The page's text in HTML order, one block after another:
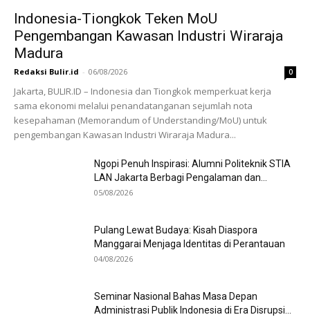
Indonesia-Tiongkok Teken MoU
Pengembangan Kawasan Industri Wiraraja
Madura
Redaksi Bulir.id - 06/08/2026 0
Jakarta, BULIR.ID – Indonesia dan Tiongkok memperkuat kerja
sama ekonomi melalui penandatanganan sejumlah nota
kesepahaman (Memorandum of Understanding/MoU) untuk
pengembangan Kawasan Industri Wiraraja Madura...
Ngopi Penuh Inspirasi: Alumni Politeknik STIA
LAN Jakarta Berbagi Pengalaman dan...
05/08/2026
Pulang Lewat Budaya: Kisah Diaspora
Manggarai Menjaga Identitas di Perantauan
04/08/2026
Seminar Nasional Bahas Masa Depan
Administrasi Publik Indonesia di Era Disrupsi...